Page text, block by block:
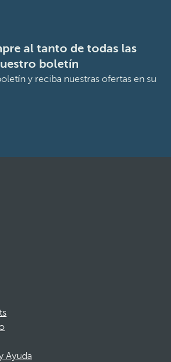
al tanto de todas las
boletín
y reciba nuestras ofertas en su
Ayuda